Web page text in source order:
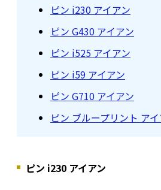
ピン i230 アイアン
ピン G430 アイアン
ピン i525 アイアン
ピン i59 アイアン
ピン G710 アイアン
ピン ブループリント ア
ピン i230 アイアン